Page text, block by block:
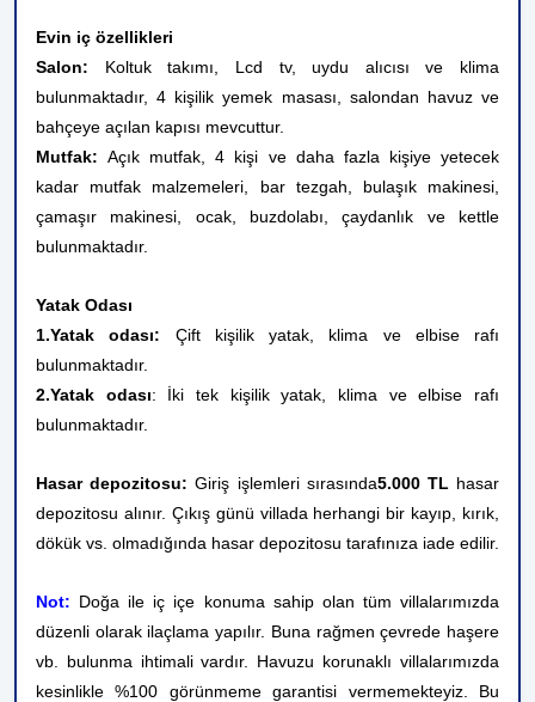
Evin iç özellikleri
Salon: Koltuk takımı, Lcd tv, uydu alıcısı ve klima
bulunmaktadır, 4 kişilik yemek masası, salondan havuz ve
bahçeye açılan kapısı mevcuttur.
Mutfak:Açık mutfak, 4 kişi ve daha fazla kişiye yetecek
kadar mutfak malzemeleri, bar tezgah, bulaşık makinesi,
çamaşır makinesi, ocak, buzdolabı, çaydanlık ve kettle
bulunmaktadır.
Yatak Odası
1.Yatak odası: Çift kişilik yatak, klima ve elbise rafı
bulunmaktadır.
2.Yatak odası: İki tek kişilik yatak, klima ve elbise rafı
bulunmaktadır.
Hasar depozitosu: Giriş işlemleri sırasında5.000 TL hasar
depozitosu alınır. Çıkış günü villada herhangi bir kayıp, kırık,
dökük vs. olmadığında hasar depozitosu tarafınıza iade edilir.
Not: Doğa ile iç içe konuma sahip olan tüm villalarımızda
düzenli olarak ilaçlama yapılır. Buna rağmen çevrede haşere
vb. bulunma ihtimali vardır. Havuzu korunaklı villalarımızda
kesinlikle %100 görünmeme garantisi vermemekteyiz. Bu